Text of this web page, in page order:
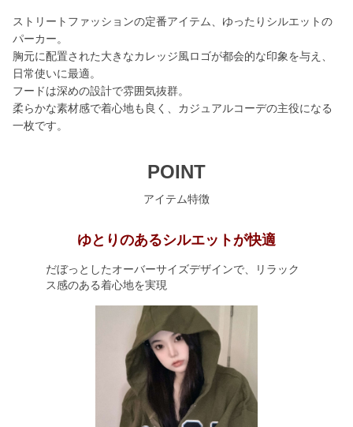
ストリートファッションの定番アイテム、ゆったりシルエットの
パーカー。
胸元に配置された大きなカレッジ風ロゴが都会的な印象を与え、
日常使いに最適。
フードは深めの設計で雰囲気抜群。
柔らかな素材感で着心地も良く、カジュアルコーデの主役になる
一枚です。
POINT
アイテム特徴
ゆとりのあるシルエットが快適
だぼっとしたオーバーサイズデザインで、リラック
ス感のある着心地を実現